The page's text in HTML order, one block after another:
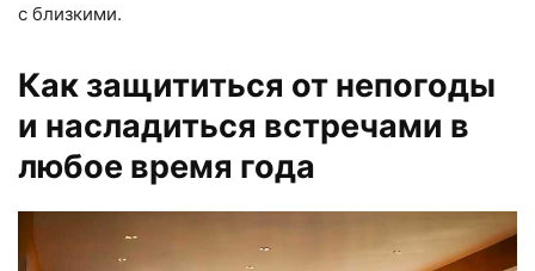
с близкими.
Как защититься от непогоды
и насладиться встречами в
любое время года